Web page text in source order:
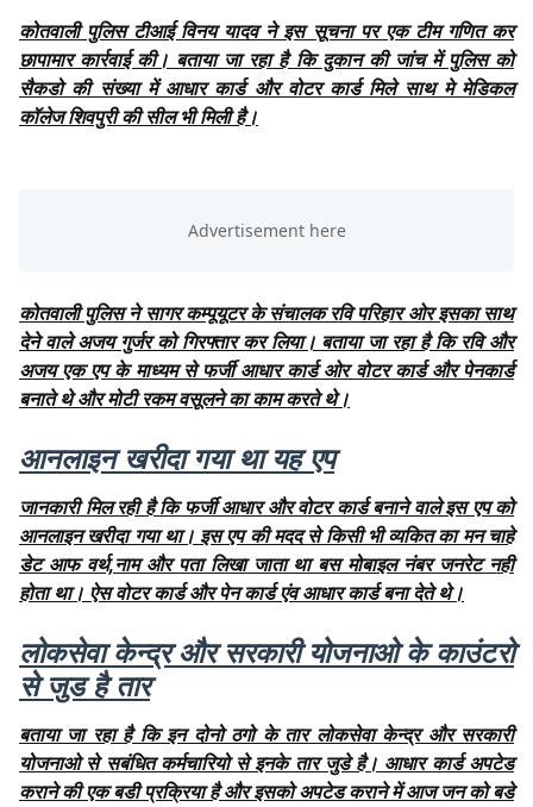
कोतवाली पुलिस टीआई विनय यादव ने इस सूचना पर एक टीम गणित कर
छापामार कार्रवाई की। बताया जा रहा है कि दुकान की जांच में पुलिस को
सैकडो की संख्या में आधार कार्ड और वोटर कार्ड मिले साथ मे मेडिकल
कॉलेज शिवपुरी की सील भी मिली है।
कोतवाली पुलिस ने सागर कम्पूयूटर के संचालक रवि परिहार ओर इसका साथ
देने वाले अजय गुर्जर को गिरफ्तार कर लिया। बताया जा रहा है कि रवि और
अजय एक एप के माध्यम से फर्जी आधार कार्ड ओर वोटर कार्ड और पेनकार्ड
बनाते थे और मोटी रकम वसूलने का काम करते थे।
आनलाइन खरीदा गया था यह एप
जानकारी मिल रही है कि फर्जी आधार और वोटर कार्ड बनाने वाले इस एप को
आनलाइन खरीदा गया था। इस एप की मदद से किसी भी व्यकित का मन चाहे
डेट आफ वर्थ,नाम और पता लिखा जाता था बस मोबाइल नंबर जनरेट नही
होता था। ऐस वोटर कार्ड और पेन कार्ड एंव आधार कार्ड बना देते थे।
लोकसेवा केन्द्र और सरकारी योजनाओ के काउंटरो
से जुड है तार
बताया जा रहा है कि इन दोनो ठगो के तार लोकसेवा केन्द्र और सरकारी
योजनाओ से सबंधित कर्मचारियो से इनके तार जुडे है। आधार कार्ड अपटेड
कराने की एक बडी प्रक्रिया है और इसको अपटेड कराने में आज जन को बडे